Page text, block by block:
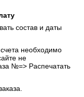
состав и даты
необходимо
не
№=> Распечатать